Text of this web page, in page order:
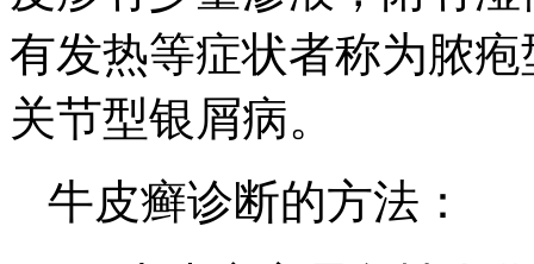
有发热等症状者称为脓
关节型银屑病。
牛皮癣诊断的方法：